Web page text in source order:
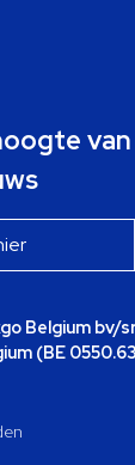
Belgium bv/
(BE